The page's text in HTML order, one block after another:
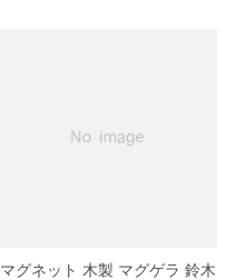
マグネット 木製 マグゲラ 鈴木